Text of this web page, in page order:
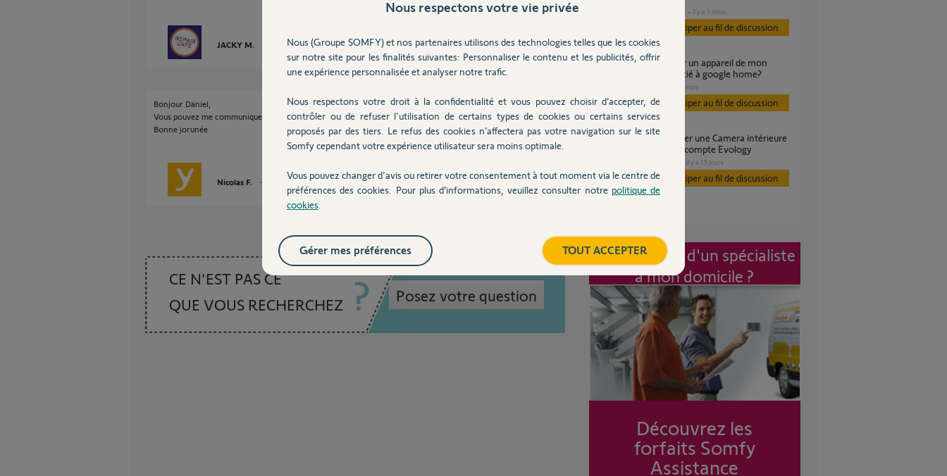
JACKY M. il y a environ 2 ans
Bonjour Daniel,
Vous pouvez me communique le code pin de ce tahoma.
Bonne jorunée
Nicolas F. il y a environ 2 ans
CE N'EST PAS CE
QUE VOUS RECHERCHEZ
Posez votre question
DOMOTIQUE il y a 3 mois
Participer au fil de discussion
Comment supprimer un appareil de mon
compte somfy associé à google home?
il y a 2 mois
Participer au fil de discussion
Comment reiinitialiser une Camera intérieure
déjà associée sur un compte Evology
il y a 15 jours
Participer au fil de discussion
Intervention d'un spécialiste
à mon domicile ?
Découvrez les
forfaits Somfy
Assistance
Nous respectons votre vie privée
Nous (Groupe SOMFY) et nos partenaires utilisons des technologies telles que les cookies
sur notre site pour les finalités suivantes: Personnaliser le contenu et les publicités, offrir
une expérience personnalisée et analyser notre trafic.
Nous respectons votre droit à la confidentialité et vous pouvez choisir d’accepter, de
contrôler ou de refuser l'utilisation de certains types de cookies ou certains services
proposés par des tiers. Le refus des cookies n’affectera pas votre navigation sur le site
Somfy cependant votre expérience utilisateur sera moins optimale.
Vous pouvez changer d'avis ou retirer votre consentement à tout moment via le centre de
préférences des cookies. Pour plus d’informations, veuillez consulter notre politique de
cookies
TOUT ACCEPTER
Gérer mes préférences